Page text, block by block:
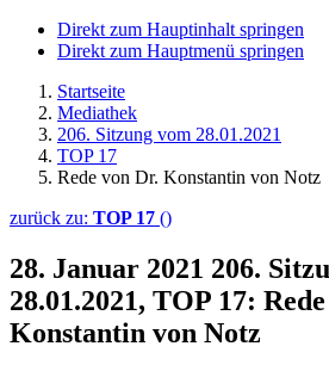
Direkt zum Hauptinhalt springen
Direkt zum Hauptmenü springen
Startseite
Mediathek
206. Sitzung vom 28.01.2021
TOP 17
Rede von Dr. Konstantin von Notz
zurück zu: TOP 17 ()
28. Januar 2021 206.
28.01.2021, TOP 17:
Konstantin von Notz